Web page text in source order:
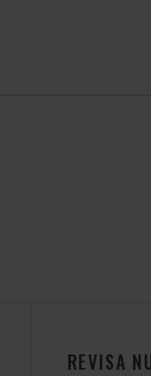
REVISA